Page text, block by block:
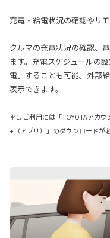
充電・給電状況の確認やリ
クルマの充電状況の確認、
ます。充電スケジュールの
電」することも可能。外部
表示できます。
＊1. ご利用には「TOYOTAアカ
+（アプリ）」のダウンロードが必